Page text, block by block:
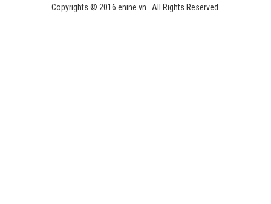
Copyrights © 2016 enine.vn . All Rights Reserved.